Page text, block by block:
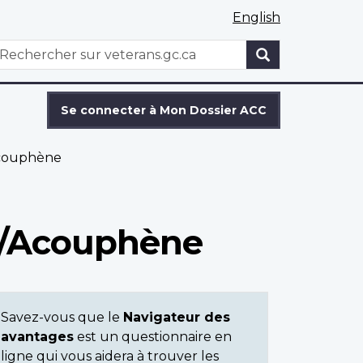
English
WxT
Se connecter à Mon Dossier ACC
Savez-vous que le Navigateur des
avantages est un questionnaire en
ligne qui vous aidera à trouver les